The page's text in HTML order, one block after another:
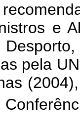
e
pela